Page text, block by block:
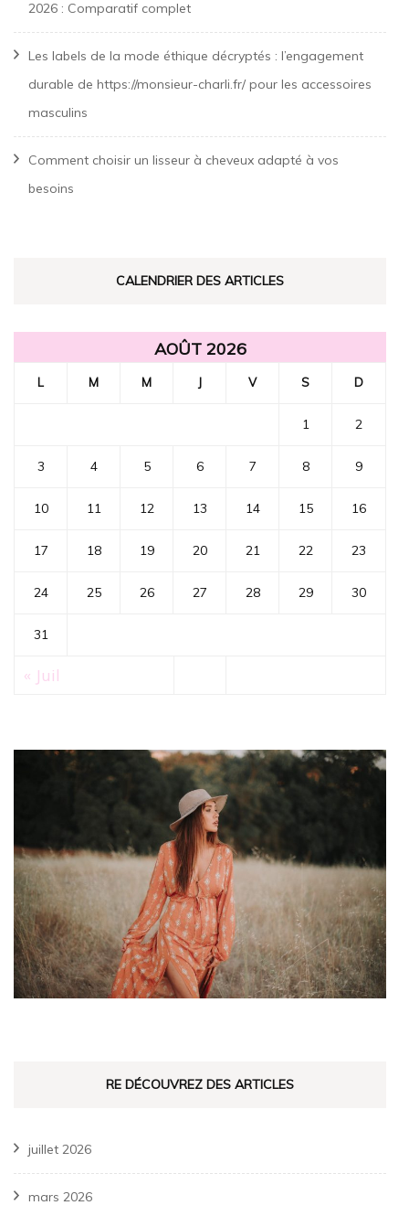
2026 : Comparatif complet
Les labels de la mode éthique décryptés : l’engagement
durable de https://monsieur-charli.fr/ pour les accessoires
masculins
Comment choisir un lisseur à cheveux adapté à vos
besoins
CALENDRIER DES ARTICLES
AOÛT 2026
L M M J V S D
1 2
3 4 5 6 7 8 9
10 11 12 13 14 15 16
17 18 19 20 21 22 23
24 25 26 27 28 29 30
31
« Juil
RE DÉCOUVREZ DES ARTICLES
juillet 2026
mars 2026